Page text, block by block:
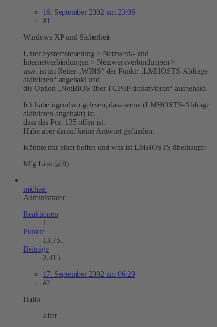
16. September 2002 um 23:06
#1
Windows XP und Sicherheit
Unter Systemsteuerung > Netzwerk- und
Internetverbindungen > Netzwerkverbindungen >
usw. ist im Reiter „WINS“ der Punkt: „LMHOSTS-Abfrage
aktivieren“ angehakt und
die Option „NetBIOS über TCP/IP deaktivieren“ ausgehakt.
Ich habe irgendwo gelesen, dass wenn (LMHOSTS-Abfrage
aktivieren angehakt) ist,
dass das Port 135 offen ist.
Habe aber darauf keine Antwort gefunden.
Könnte mir einer helfen und was ist LMHOSTS überhaupt?
Mfg Lion
michael
Administrator
Reaktionen
1
Punkte
13.751
Beiträge
2.315
17. September 2002 um 06:29
#2
Hallo
Zitat